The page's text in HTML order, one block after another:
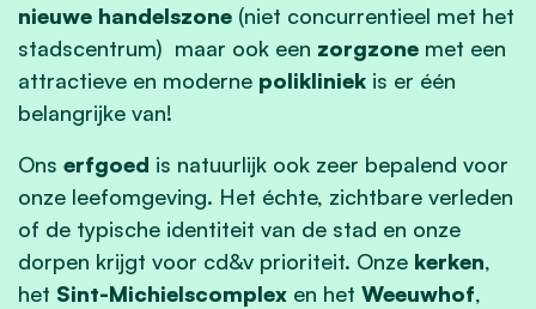
nieuwe handelszone (niet concurrentieel met het
stadscentrum) maar ook een zorgzone met een
attractieve en moderne polikliniek is er één
belangrijke van!
Ons erfgoed is natuurlijk ook zeer bepalend voor
onze leefomgeving. Het échte, zichtbare verleden
of de typische identiteit van de stad en onze
dorpen krijgt voor cd&v prioriteit. Onze kerken,
het Sint-Michielscomplex en het Weeuwhof,